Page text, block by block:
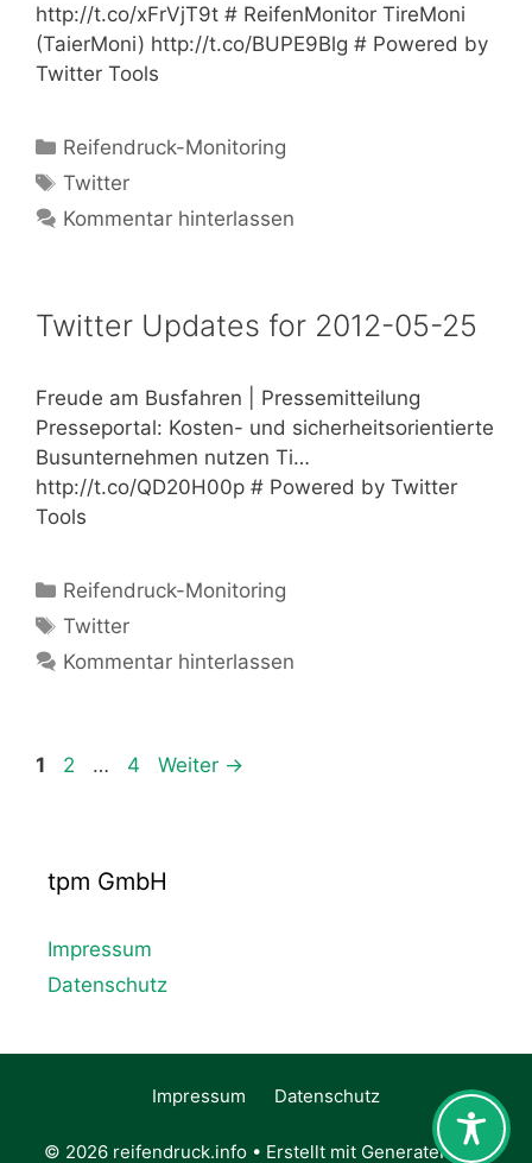
http://t.co/xFrVjT9t # ReifenMonitor TireMoni
(TaierMoni) http://t.co/BUPE9Blg # Powered by
Twitter Tools
Kategorien
Reifendruck-Monitoring
Schlagwörter
Twitter
Kommentar hinterlassen
Twitter Updates for 2012-05-25
Freude am Busfahren | Pressemitteilung
Presseportal: Kosten- und sicherheitsorientierte
Busunternehmen nutzen Ti…
http://t.co/QD20H00p # Powered by Twitter
Tools
Kategorien
Reifendruck-Monitoring
Schlagwörter
Twitter
Kommentar hinterlassen
Seite
1 Seite
2 … Seite
4 Weiter →
tpm GmbH
Impressum
Datenschutz
Impressum Datenschutz
© 2026 reifendruck.info • Erstellt mit GeneratePress